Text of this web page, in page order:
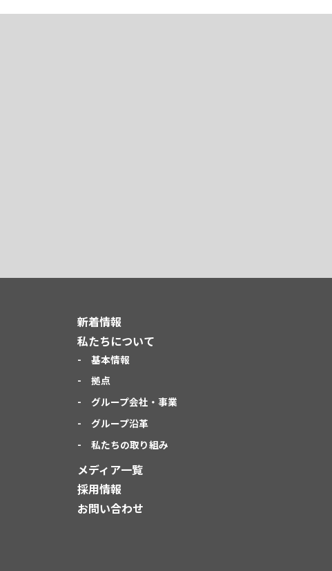
新着情報
私たちについて
基本情報
拠点
グループ会社・事業
グループ沿革
私たちの取り組み
メディア一覧
採用情報
お問い合わせ